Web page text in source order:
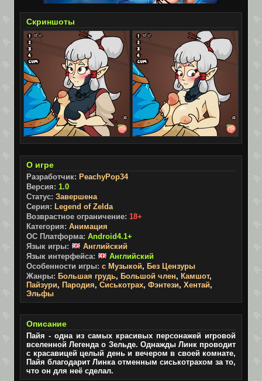
Скриншоты
О игре
Разработчик: PeachyPop34
Версия: 1.0
Статус: Завершена
Серия: Legend of Zelda
Возврастное ограничение: 18+
Категория: Анимация
ОС Платформа: Android4.1+
Язык игры:
Английский
Язык интерфейса:
Английский
Особенности игры: с Музыкой, Без Цензуры
Жанры: Большая грудь, Большой член, Камшот,
Пайзури, Пародия, Сиськотрах, Фэнтези, Хентай,
Эльфы
Описание
Пайя - одна из самых красивых персонажей игровой
вселенной Легенда о Зельде. Однажды Линк проводит
с красавицей целый день и вечером в своей комнате,
Пайя благодарит Линка отменным сиськотрахом за то,
что он для неё сделал.